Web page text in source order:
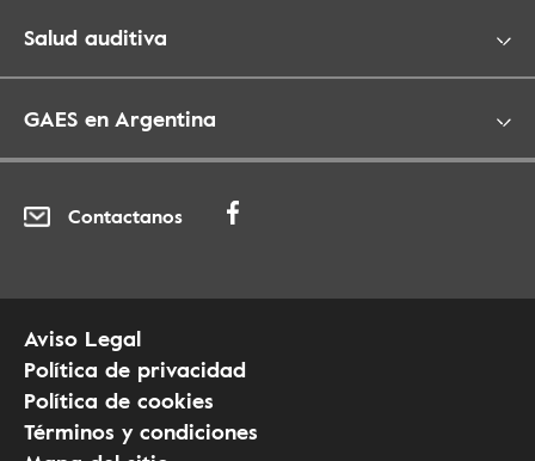
Salud auditiva
GAES en Argentina
Contactanos
Aviso Legal
Política de privacidad
Política de cookies
Términos y condiciones